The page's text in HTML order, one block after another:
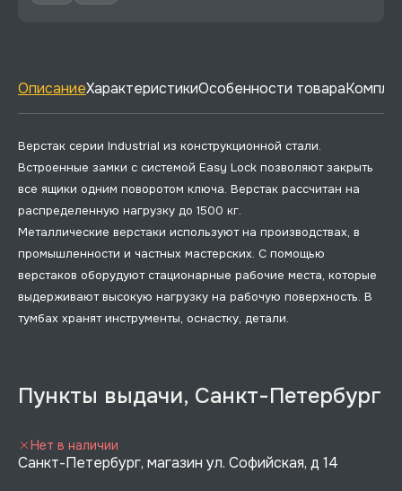
ОписаниеХарактеристикиОсобенности товара
Верстак серии Industrial из конструкционной стали.
Встроенные замки с системой Easy Lock позволяют закрыть
все ящики одним поворотом ключа. Верстак рассчитан на
распределенную нагрузку до 1500 кг.
Металлические верстаки используют на производствах, в
промышленности и частных мастерских. С помощью
верстаков оборудуют стационарные рабочие места, которые
выдерживают высокую нагрузку на рабочую поверхность. В
тумбах хранят инструменты, оснастку, детали.
Пункты выдачи, Санкт-Петербург
Санкт-Петербург, магазин ул. Софийская, д 14
Нет в наличии